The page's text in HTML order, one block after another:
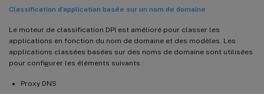
Classification d’application basée sur un nom de domaine
Le moteur de classification DPI est amélioré pour classer les
applications en fonction du nom de domaine et des modèles. Les
applications classées basées sur des noms de domaine sont utilisées
pour configurer les éléments suivants :
Proxy DNS